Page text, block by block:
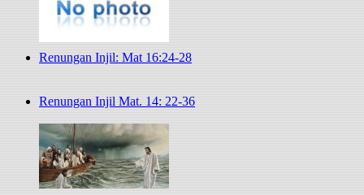
Renungan Injil: Mat 16:24-28
Renungan Injil Mat. 14: 22-36